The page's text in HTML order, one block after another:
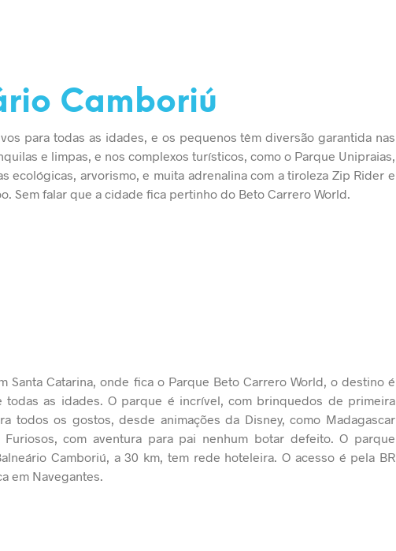
Camboriú
para todas as idades, e os pequenos têm diversão garantida nas
e limpas, e nos complexos turísticos, como o Parque Unipraias,
ecológicas, arvorismo, e muita adrenalina com a tiroleza Zip Rider e
Sem falar que a cidade fica pertinho do Beto Carrero World.
Santa Catarina, onde fica o Parque Beto Carrero World, o destino é
todas as idades. O parque é incrível, com brinquedos de primeira
todos os gostos, desde animações da Disney, como Madagascar
com aventura para pai nenhum botar defeito. O parque
Camboriú, a 30 km, tem rede hoteleira. O acesso é pela BR
em Navegantes.